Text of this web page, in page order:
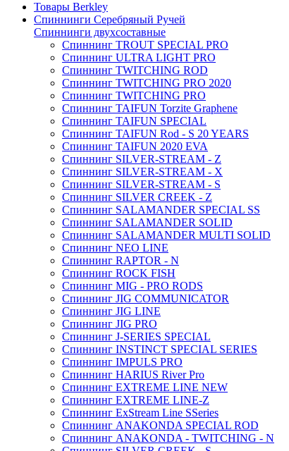
Товары Berkley
Спиннинги Серебряный Ручей
Спиннинги двухсоставные
Спиннинг TROUT SPECIAL PRO
Спиннинг ULTRA LIGHT PRO
Спиннинг TWITCHING ROD
Спиннинг TWITCHING PRO 2020
Спиннинг TWITCHING PRO
Спиннинг TAIFUN Torzite Graphene
Спиннинг TAIFUN SPECIAL
Спиннинг TAIFUN Rod - S 20 YEARS
Спиннинг TAIFUN 2020 EVA
Спиннинг SILVER-STREAM - Z
Спиннинг SILVER-STREAM - X
Спиннинг SILVER-STREAM - S
Спиннинг SILVER CREEK - Z
Спиннинг SALAMANDER SPECIAL SS
Спиннинг SALAMANDER SOLID
Спиннинг SALAMANDER MULTI SOLID
Спиннинг NEO LINE
Спиннинг RAPTOR - N
Спиннинг ROCK FISH
Спиннинг MIG - PRO RODS
Спиннинг JIG COMMUNICATOR
Спиннинг JIG LINE
Спиннинг JIG PRO
Спиннинг J-SERIES SPECIAL
Спиннинг INSTINCT SPECIAL SERIES
Спиннинг IMPULS PRO
Спиннинг HARIUS River Pro
Спиннинг EXTREME LINE NEW
Спиннинг EXTREME LINE-Z
Спиннинг ExStream Line SSeries
Спиннинг ANAKONDA SPECIAL ROD
Спиннинг ANAKONDA - TWITCHING - N